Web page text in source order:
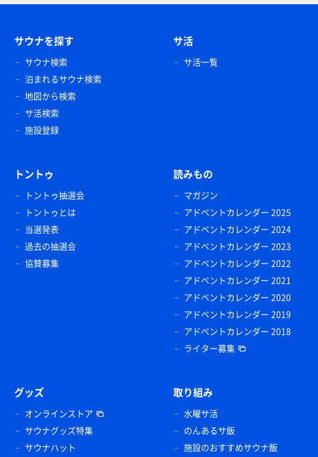
サウナを探す
サウナ検索
泊まれるサウナ検索
地図から検索
サ活検索
施設登録
サ活
サ活一覧
トントゥ
トントゥ抽選会
トントゥとは
当選発表
過去の抽選会
協賛募集
読みもの
マガジン
アドベントカレンダー 2025
アドベントカレンダー 2024
アドベントカレンダー 2023
アドベントカレンダー 2022
アドベントカレンダー 2021
アドベントカレンダー 2020
アドベントカレンダー 2019
アドベントカレンダー 2018
ライター募集
グッズ
オンラインストア
サウナグッズ特集
サウナハット
取り組み
水曜サ活
のんあるサ飯
施設のおすすめサウナ飯